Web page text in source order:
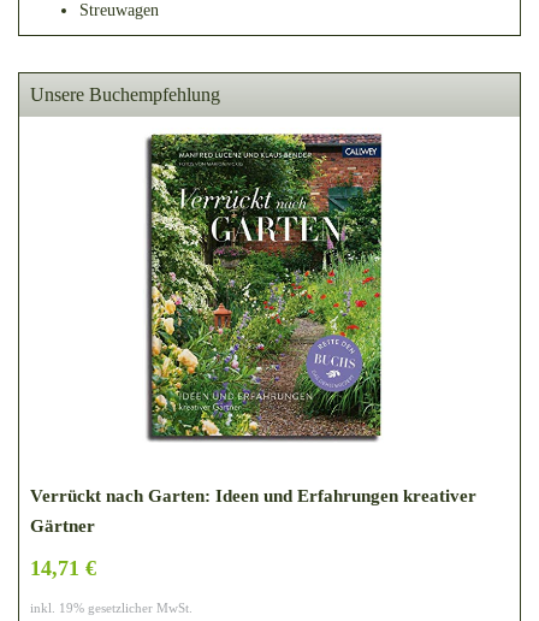
Streuwagen
Unsere Buchempfehlung
Verrückt nach Garten: Ideen und Erfahrungen kreativer
Gärtner
14,71 €
inkl. 19% gesetzlicher MwSt.